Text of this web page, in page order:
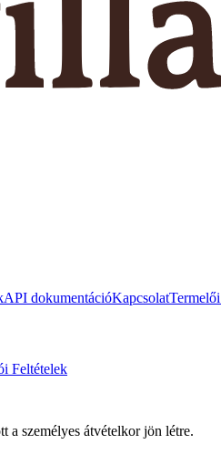
API dokumentációKapcsolat
Feltételek
a személyes átvételkor jön létre.